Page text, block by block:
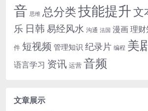
音 思维 总分类技能提升文
乐 日韩易经风水 沟通 法国 漫画理财
件 短视频 管理知识 纪录片 编程 美
语言学习 资讯 运营 音频
文章展示